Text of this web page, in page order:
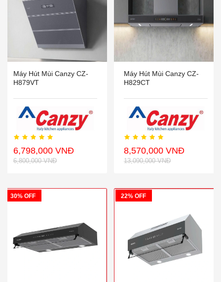
Máy Hút Mùi Canzy CZ-
H879VT
6,798,000 VNĐ
6,800,000 VNĐ
Máy Hút Mùi Canzy CZ-
H829CT
8,570,000 VNĐ
13,090,000 VNĐ
30% OFF 22% OFF